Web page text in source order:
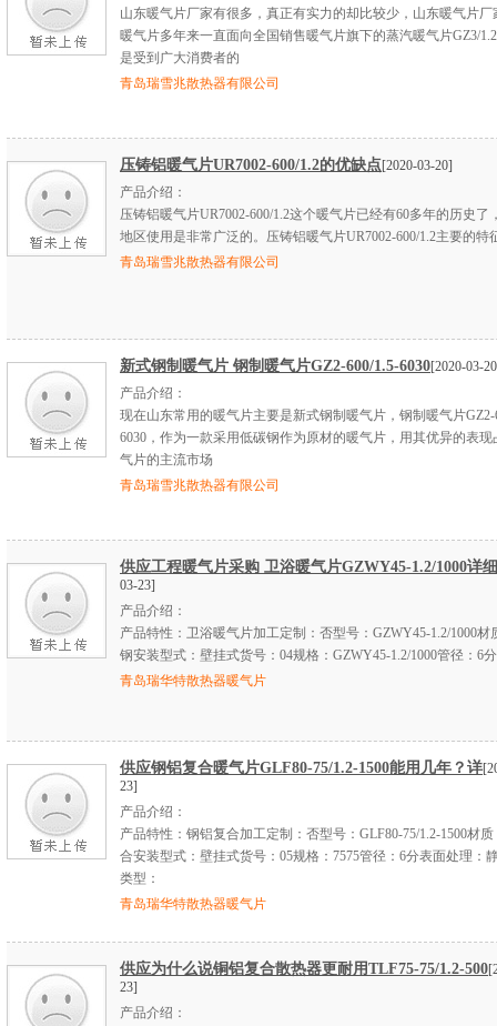
山东暖气片厂家有很多，真正有实力的却比较少，山东暖气片厂
暖气片多年来一直面向全国销售暖气片旗下的蒸汽暖气片GZ3/
是受到广大消费者的
青岛瑞雪兆散热器有限公司
压铸铝暖气片UR7002-600/1.2的优缺点[2020-03-20]
产品介绍：
压铸铝暖气片UR7002-600/1.2这个暖气片已经有60多年的历史了
地区使用是非常广泛的。压铸铝暖气片UR7002-600/1.2主要的特
青岛瑞雪兆散热器有限公司
新式钢制暖气片 钢制暖气片GZ2-600/1.5-6030[2020-03-
产品介绍：
现在山东常用的暖气片主要是新式钢制暖气片，钢制暖气片GZ2-
6030，作为一款采用低碳钢作为原材的暖气片，用其优异的表现
气片的主流市场
青岛瑞雪兆散热器有限公司
供应工程暖气片采购 卫浴暖气片GZWY45-1.2/1000详细
03-23]
产品介绍：
产品特性：卫浴暖气片加工定制：否型号：GZWY45-1.2/1000材
钢安装型式：壁挂式货号：04规格：GZWY45-1.2/1000管径：6
青岛瑞华特散热器暖气片
供应钢铝复合暖气片GLF80-75/1.2-1500能用几年？详
23]
产品介绍：
产品特性：钢铝复合加工定制：否型号：GLF80-75/1.2-1500材
合安装型式：壁挂式货号：05规格：7575管径：6分表面处理：
类型：
青岛瑞华特散热器暖气片
供应为什么说铜铝复合散热器更耐用TLF75-75/1.2-500
23]
产品介绍：